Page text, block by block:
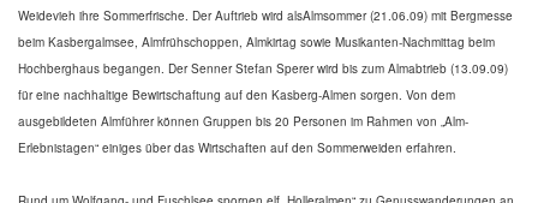
Weidevieh ihre Sommerfrische. Der Auftrieb wird alsAlmsommer (21.06.09) mit Bergmesse
beim Kasbergalmsee, Almfrühschoppen, Almkirtag sowie Musikanten-Nachmittag beim
Hochberghaus begangen. Der Senner Stefan Sperer wird bis zum Almabtrieb (13.09.09)
für eine nachhaltige Bewirtschaftung auf den Kasberg-Almen sorgen. Von dem
ausgebildeten Almführer können Gruppen bis 20 Personen im Rahmen von „Alm-
Erlebnistagen“ einiges über das Wirtschaften auf den Sommerweiden erfahren.